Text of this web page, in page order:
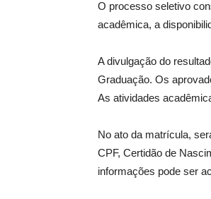
O processo seletivo
acadêmica, a
A divulgação do
Graduação. Os
As atividades
No ato da matrícula,
CPF, Certidão de
informações pode ser